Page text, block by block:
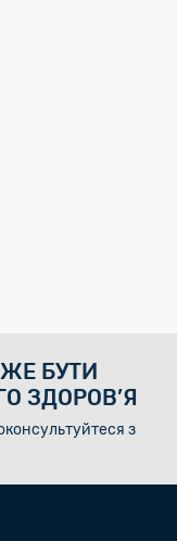
БУТИ
ЗДОРОВ’Я
з